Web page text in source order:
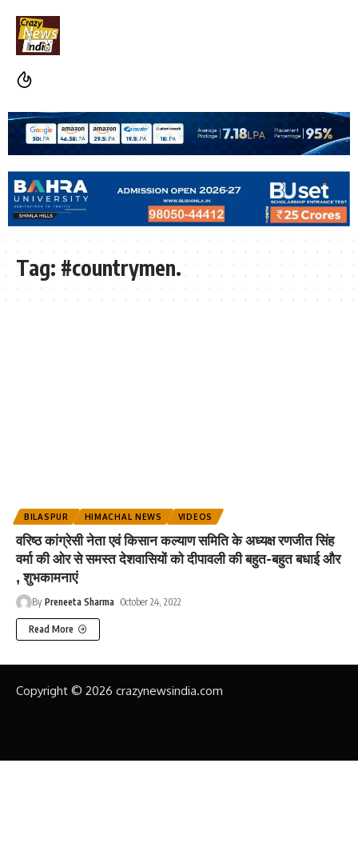
Tag: #countrymen.
BILASPUR HIMACHAL NEWS VIDEOS
वरिष्ठ कांग्रेसी नेता एवं किसान कल्याण समिति के अध्यक्ष रणजीत सिंह
वर्मा की ओर से समस्त देशवासियों को दीपावली की बहुत-बहुत बधाई और
, शुभकामनाएं
By Preneeta Sharma October 24, 2022
Read More
Copyright © 2026 crazynewsindia.com